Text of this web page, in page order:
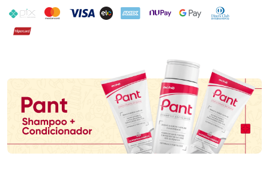
PIX MasterCard
VISA ELO AMEX NuPay Google PayDiners Club
Hipercard
Promoção em Destaque